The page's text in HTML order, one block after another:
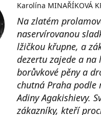
Na zlatém
naservírovanou
lžičkou křupne, a
dezertu zajede a na
borůvkové pěny a
chutná Praha podle
Adiny Agakishievy.
zákazníky, kteří
Karolína MINAŘÍKOVÁ